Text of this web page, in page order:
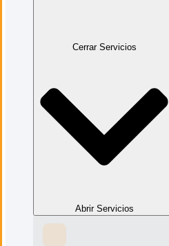
Cerrar Servicios
Abrir Servicios